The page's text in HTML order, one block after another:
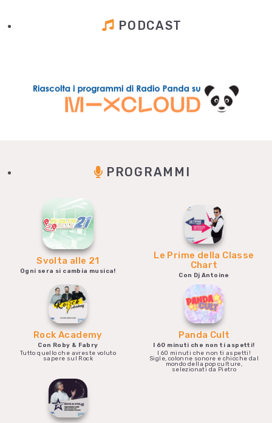
PODCAST
PROGRAMMI
Svolta alle 21
Ogni sera si cambia musica!
Le Prime della Classe
Chart
Con Dj Antoine
Rock Academy
Con Roby & Fabry
Tutto quello che avreste voluto
sapere sul Rock
Panda Cult
I 60 minuti che non ti aspetti!
I 60 minuti che non ti aspetti!
Sigle, colonne sonore e chicche dal
mondo della pop culture,
selezionati da Pietro